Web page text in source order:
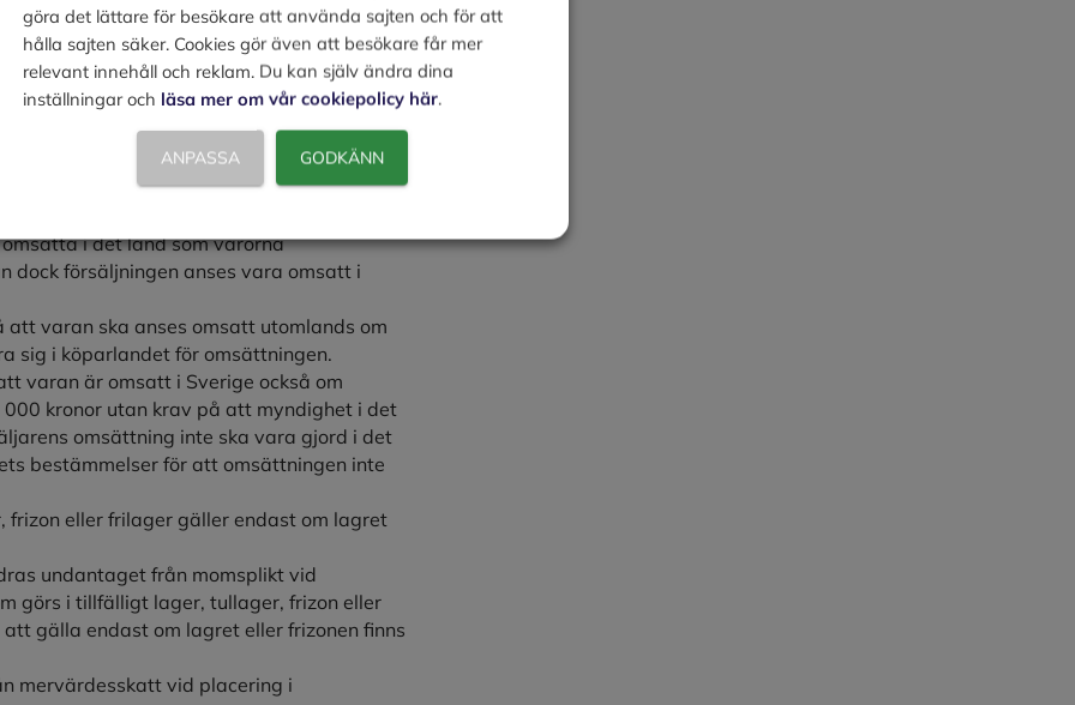
av luftfartyg och försäljning av tjänster
används för yrkesmässig person- och
för luftfartyg som ska användas av
flygtrafik mot betalning.
ett EU-land säljer varor till exempelvis en
varorna sker av säljaren eller för säljarens
i det land som varorna
dock försäljningen anses vara omsatt i
varan ska anses omsatt utomlands om
sig i köparlandet för omsättningen.
varan är omsatt i Sverige också om
kronor utan krav på att myndighet i det
omsättning inte ska vara gjord i det
bestämmelser för att omsättningen inte
eller frilager gäller endast om lagret
undantaget från momsplikt vid
görs i tillfälligt lager, tullager, frizon eller
gälla endast om lagret eller frizonen finns
mervärdesskatt vid placering i
göra det lättare för besökare att använda sajten och för att
hålla sajten säker. Cookies gör även att besökare får mer
relevant innehåll och reklam. Du kan själv ändra dina
inställningar och läsa mer om vår cookiepolicy här.
ANPASSA GODKÄNN